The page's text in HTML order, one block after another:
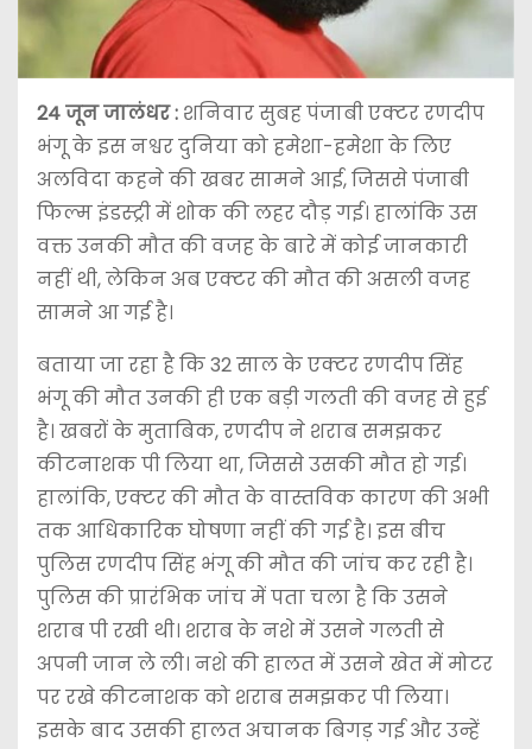
24 जून जालंधर : शनिवार सुबह पंजाबी एक्टर रणदीप
भंगू के इस नश्वर दुनिया को हमेशा-हमेशा के लिए
अलविदा कहने की खबर सामने आई, जिससे पंजाबी
फिल्म इंडस्ट्री में शोक की लहर दौड़ गई। हालांकि उस
वक्त उनकी मौत की वजह के बारे में कोई जानकारी
नहीं थी, लेकिन अब एक्टर की मौत की असली वजह
सामने आ गई है।
बताया जा रहा है कि 32 साल के एक्टर रणदीप सिंह
भंगू की मौत उनकी ही एक बड़ी गलती की वजह से हुई
है। खबरों के मुताबिक, रणदीप ने शराब समझकर
कीटनाशक पी लिया था, जिससे उसकी मौत हो गई।
हालांकि, एक्टर की मौत के वास्तविक कारण की अभी
तक आधिकारिक घोषणा नहीं की गई है। इस बीच
पुलिस रणदीप सिंह भंगू की मौत की जांच कर रही है।
पुलिस की प्रारंभिक जांच में पता चला है कि उसने
शराब पी रखी थी। शराब के नशे में उसने गलती से
अपनी जान ले ली। नशे की हालत में उसने खेत में मोटर
पर रखे कीटनाशक को शराब समझकर पी लिया।
इसके बाद उसकी हालत अचानक बिगड़ गई और उन्हें